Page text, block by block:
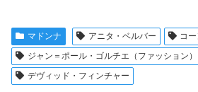
マドンナ アニタ・ベルバー
コ
ジャン＝ポール・ゴルチエ（ファッション）
デヴィッド・フィンチャー